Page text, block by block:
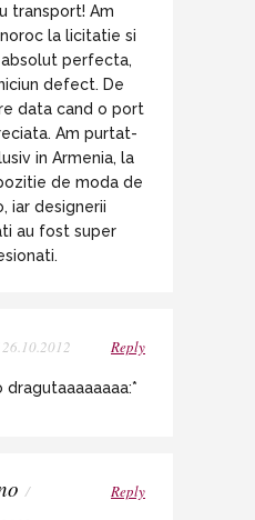
transport! Am
la licitatie si
perfecta,
defect. De
data cand o port
Am purtat-
in Armenia, la
de moda de
iar designerii
au fost super
Reply
dragutaaaaaaaa:*
/
Reply